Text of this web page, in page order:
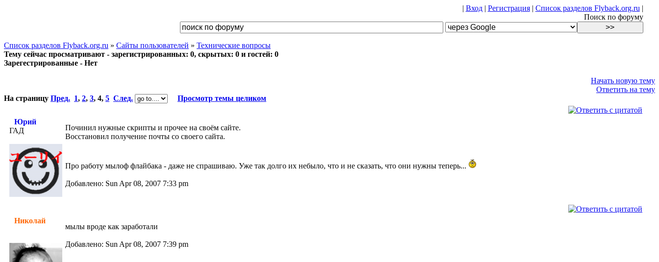
| Вход| Регистрация| Список разделов Flyback.org.ru |
Поиск по форуму
Список разделов Flyback.org.ru » Сайты пользователей » Технические вопросы
Тему сейчас просматривают - зарегистрированных: 0, скрытых: 0 и гостей: 0
Зарегестрированные - Нет
Начать новую тему
Ответить на тему
На страницу Пред. 1, 2, 3, 4, 5 След. Просмотр темы целиком
Юрий
ГАД
Починил нужные скрипты и прочее на своём сайте.
Восстановил получение почты со своего сайта.
Про работу мылоф флайбака - даже не спрашиваю. Уже так долго их небыло, что и не сказать, что они нужны теперь...
Добавлено: Sun Apr 08, 2007 7:33 pm
Николай
мылы вроде как заработали
Добавлено: Sun Apr 08, 2007 7:39 pm